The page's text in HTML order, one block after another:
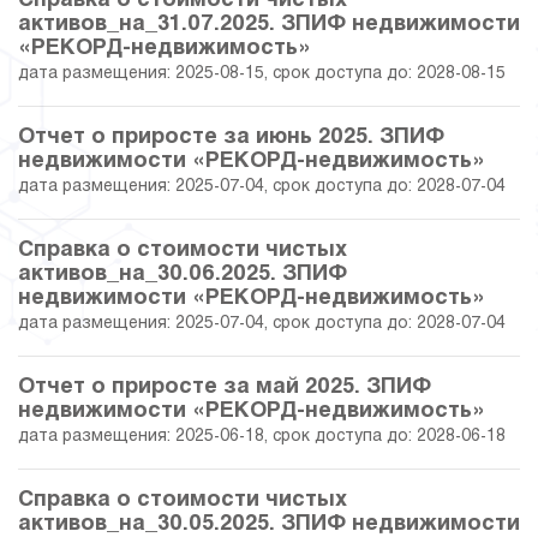
30.11.2021 48.39
29.10.2021 46.97 39 272 858.43
30.09.2021 47.34 39 412 259.83
31.08.2021 44.08 38 238 306.69
30.07.2021 44.07 38 232 262.58
31.05.2021 44.74 39 444 347.98
31.03.2021 38.90 37 281 766.42
активов_на_31.07.2025. ЗПИФ недвижимости
«РЕКОРД-недвижимость»
дата размещения: 2025-08-15, срок доступа до: 2028-08-15
Отчет о приросте за июнь 2025. ЗПИФ
недвижимости «РЕКОРД-недвижимость»
дата размещения: 2025-07-04, срок доступа до: 2028-07-04
Справка о стоимости чистых
активов_на_30.06.2025. ЗПИФ
недвижимости «РЕКОРД-недвижимость»
дата размещения: 2025-07-04, срок доступа до: 2028-07-04
Отчет о приросте за май 2025. ЗПИФ
недвижимости «РЕКОРД-недвижимость»
дата размещения: 2025-06-18, срок доступа до: 2028-06-18
Справка о стоимости чистых
активов_на_30.05.2025. ЗПИФ недвижимости